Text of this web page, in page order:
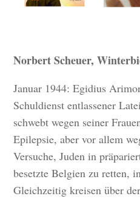
Norbert Scheuer,
Januar 1944: Egidius
Schuldienst entlassener
schwebt wegen seiner
Epilepsie, aber vor allem
Versuche, Juden in
besetzte Belgien zu retten,
Gleichzeitig kreisen über